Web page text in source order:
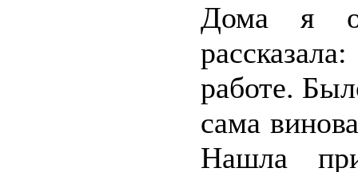
Дома я
работе.
сама
Нашла